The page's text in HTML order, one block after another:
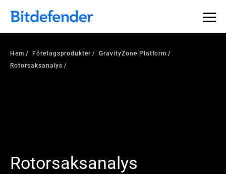
Hem Företagsprodukter
GravityZone Platform
Rotorsaksanalys
Rotorsaksanalys